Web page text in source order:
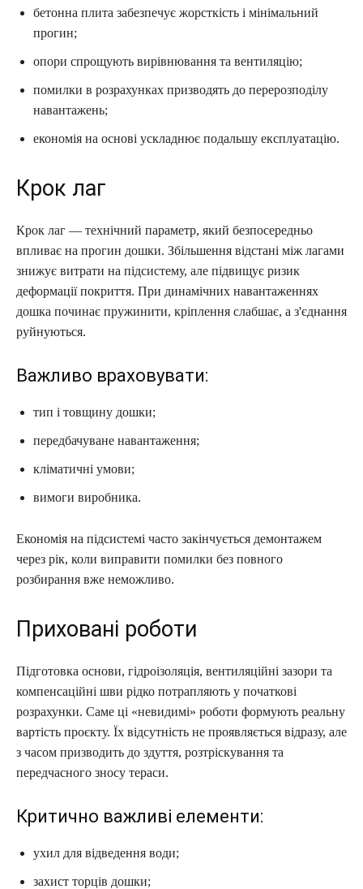
бетонна плита забезпечує жорсткість і мінімальний
прогин;
опори спрощують вирівнювання та вентиляцію;
помилки в розрахунках призводять до перерозподілу
навантажень;
економія на основі ускладнює подальшу експлуатацію.
Крок лаг
Крок лаг — технічний параметр, який безпосередньо
впливає на прогин дошки. Збільшення відстані між лагами
знижує витрати на підсистему, але підвищує ризик
деформації покриття. При динамічних навантаженнях
дошка починає пружинити, кріплення слабшає, а з'єднання
руйнуються.
Важливо враховувати:
тип і товщину дошки;
передбачуване навантаження;
кліматичні умови;
вимоги виробника.
Економія на підсистемі часто закінчується демонтажем
через рік, коли виправити помилки без повного
розбирання вже неможливо.
Приховані роботи
Підготовка основи, гідроізоляція, вентиляційні зазори та
компенсаційні шви рідко потрапляють у початкові
розрахунки. Саме ці «невидимі» роботи формують реальну
вартість проєкту. Їх відсутність не проявляється відразу, але
з часом призводить до здуття, розтріскування та
передчасного зносу тераси.
Критично важливі елементи:
ухил для відведення води;
захист торців дошки;